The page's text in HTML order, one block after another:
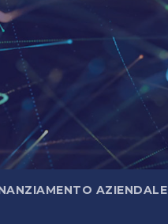
AZIENDALE